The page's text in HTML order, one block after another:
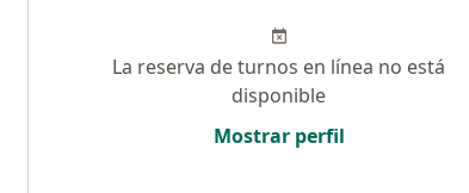
La reserva de turnos en línea no está
disponible
Mostrar perfil